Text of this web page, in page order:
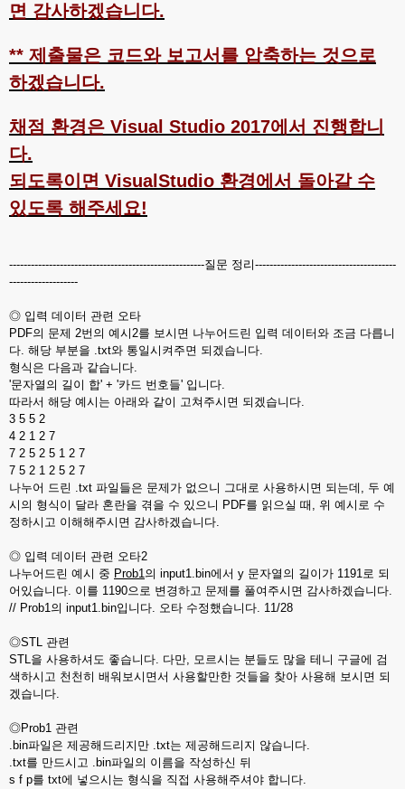
면 감사하겠습니다.
** 제출물은 코드와 보고서를 압축하는 것으로
하겠습니다.
채점 환경은 Visual Studio 2017에서 진행합니
다.
되도록이면 VisualStudio 환경에서 돌아갈 수
있도록 해주세요!
------------------------------------------------------질문 정리---------------------------------------
-------------------
◎ 입력 데이터 관련 오타
PDF의 문제 2번의 예시2를 보시면 나누어드린 입력 데이터와 조금 다릅니
다. 해당 부분을 .txt와 통일시켜주면 되겠습니다.
형식은 다음과 같습니다.
'문자열의 길이 합' + '카드 번호들' 입니다.
따라서 해당 예시는 아래와 같이 고쳐주시면 되겠습니다.
3 5 5 2
4 2 1 2 7
7 2 5 2 5 1 2 7
7 5 2 1 2 5 2 7
나누어 드린 .txt 파일들은 문제가 없으니 그대로 사용하시면 되는데, 두 예
시의 형식이 달라 혼란을 겪을 수 있으니 PDF를 읽으실 때, 위 예시로 수
정하시고 이해해주시면 감사하겠습니다.
◎ 입력 데이터 관련 오타2
나누어드린 예시 중 Prob1의 input1.bin에서 y 문자열의 길이가 1191로 되
어있습니다. 이를 1190으로 변경하고 문제를 풀여주시면 감사하겠습니다.
// Prob1의 input1.bin입니다. 오타 수정했습니다. 11/28
◎STL 관련
STL을 사용하셔도 좋습니다. 다만, 모르시는 분들도 많을 테니 구글에 검
색하시고 천천히 배워보시면서 사용할만한 것들을 찾아 사용해 보시면 되
겠습니다.
◎Prob1 관련
.bin파일은 제공해드리지만 .txt는 제공해드리지 않습니다.
.txt를 만드시고 .bin파일의 이름을 작성하신 뒤
s f p를 txt에 넣으시는 형식을 직접 사용해주셔야 합니다.